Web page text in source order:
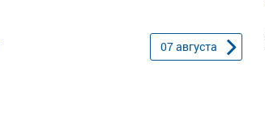
07августа